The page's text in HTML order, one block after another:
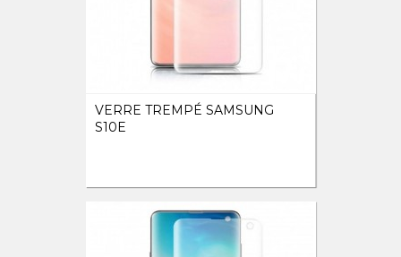
VERRE TREMPÉ SAMSUNG
S10E